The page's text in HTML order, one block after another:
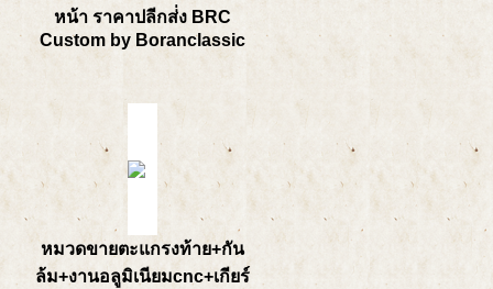
หน้า ราคาปลีกส่่ง BRC
Custom by Boranclassic
หมวดขายตะแกรงท้าย+กัน
ล้ม+งานอลูมิเนียมcnc+เกียร์